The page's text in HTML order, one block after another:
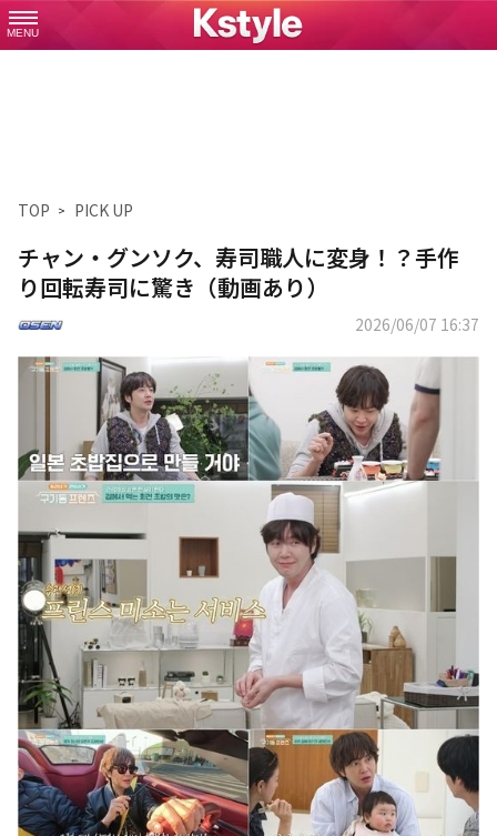
MENU
TOP PICK UP
チャン・グンソク、寿司職人に変身！？手作
り回転寿司に驚き（動画あり）
2026/06/07 16:37